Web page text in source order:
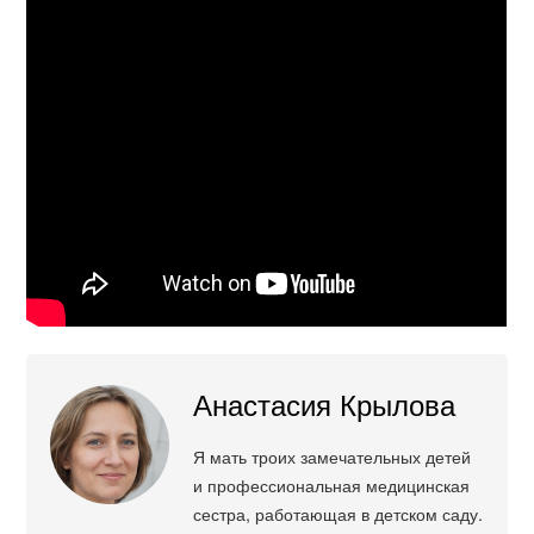
Анастасия Крылова
Я мать троих замечательных детей
и профессиональная медицинская
сестра, работающая в детском саду.